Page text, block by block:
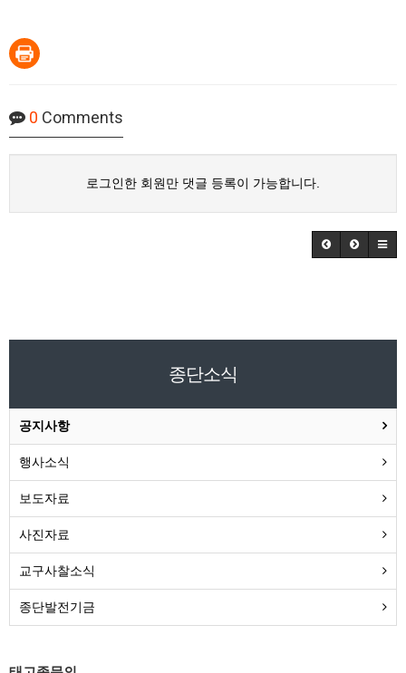
0 Comments
로그인한 회원만 댓글 등록이 가능합니다.
종단소식
공지사항
행사소식
보도자료
사진자료
교구사찰소식
종단발전기금